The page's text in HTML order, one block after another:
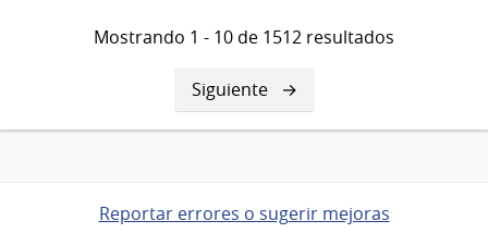
Mostrando 1 - 10 de 1512 resultados
Siguiente
página
Siguiente
Reportar errores o sugerir mejoras